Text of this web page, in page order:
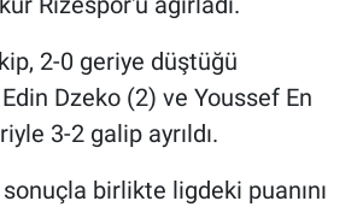
2-0 geriye düştüğü
Dzeko (2) ve Youssef En
3-2 galip ayrıldı.
birlikte ligdeki puanını